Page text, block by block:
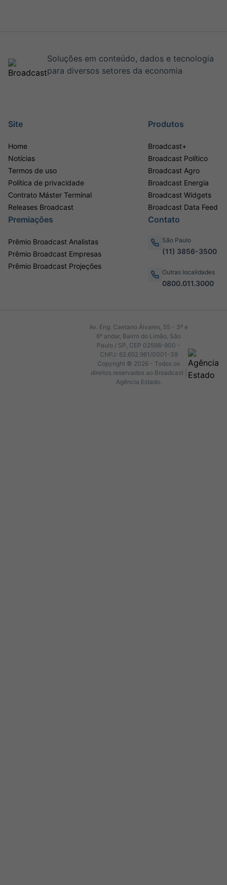
Soluções em conteúdo, dados e tecnologia
para diversos setores da economia
Site
Home
Notícias
Termos de uso
Política de privacidade
Contrato Máster Terminal
Releases Broadcast
Produtos
Broadcast+
Broadcast Político
Broadcast Agro
Broadcast Energia
Broadcast Widgets
Broadcast Data Feed
Premiações
Prêmio Broadcast Analistas
Prêmio Broadcast Empresas
Prêmio Broadcast Projeções
Contato
São Paulo
(11) 3856-3500
Outras localidades
0800.011.3000
Av. Eng. Caetano Álvares, 55 - 3º e
6º andar, Bairro do Limão, São
Paulo / SP, CEP 02598-900 -
CNPJ: 62.652.961/0001-38
Copyright © 2026 - Todos os
direitos reservados ao Broadcast |
Agência Estado.